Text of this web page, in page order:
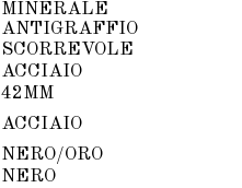
MINERALE
ANTIGRAFFIO
SCORREVOLE
ACCIAIO
42MM
ACCIAIO
NERO/ORO
NERO